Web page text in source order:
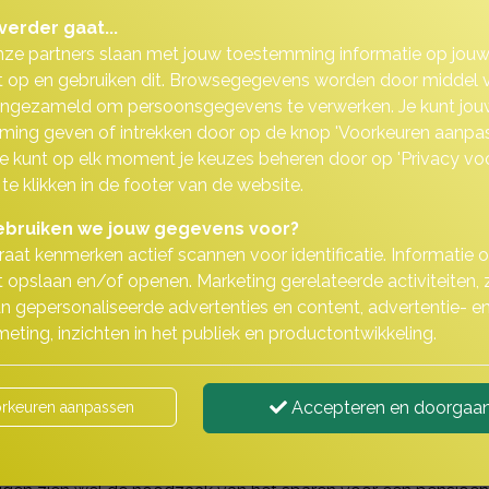
en als ZZP'er moet u het
op bij een werkgever. Regelt u zelf
inkomensvoorziening. Daarom is het verstandig om
voor de Statistiek (CBS) wijst uit dat een kwart van de
gaat...
partners slaan met jouw toestemming informatie op jouw
op en gebruiken dit. Browsegegevens worden door middel
om persoonsgegevens te verwerken. Je kunt
geven of intrekken door op de knop 'Voorkeuren
kunt op elk moment je keuzes beheren door op 'Privacy
klikken in de footer van de website.
we jouw gegevens voor?
kenmerken actief scannen voor identificatie. Informatie
opslaan en/of openen. Marketing gerelateerde activiteiten,
gepersonaliseerde advertenties en content, advertentie-
inzichten in het publiek en productontwikkeling.
aanpassen Accepteren en